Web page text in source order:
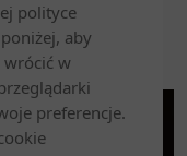
polityce
aby
wrócić w
preferencje.